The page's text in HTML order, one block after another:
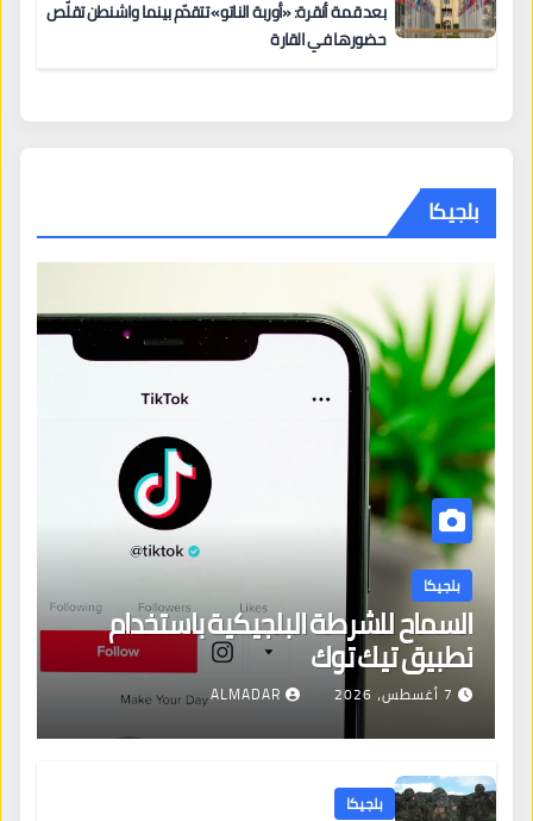
بعد قمة أنقرة: «أوربة الناتو» تتقدّم بينما واشنطن تقلّص
حضورها في القارة
بلجيكا
بلجيكا
السماح للشرطة البلجيكية باستخدام
تطبيق تيك توك
7 أغسطس، 2026 ALMADAR
بلجيكا